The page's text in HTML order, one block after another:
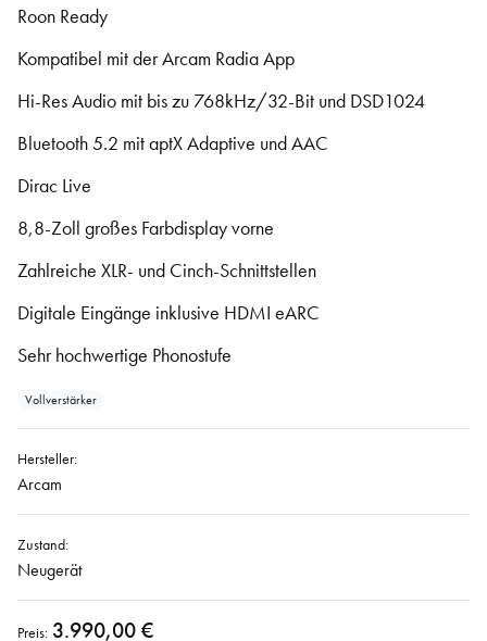
Roon Ready
Kompatibel mit der Arcam Radia App
Hi-Res Audio mit bis zu 768kHz/32-Bit und DSD1024
Bluetooth 5.2 mit aptX Adaptive und AAC
Dirac Live
8,8-Zoll großes Farbdisplay vorne
Zahlreiche XLR- und Cinch-Schnittstellen
Digitale Eingänge inklusive HDMI eARC
Sehr hochwertige Phonostufe
Vollverstärker
Hersteller:
Arcam
Zustand:
Neugerät
Preis: 3.990,00 €